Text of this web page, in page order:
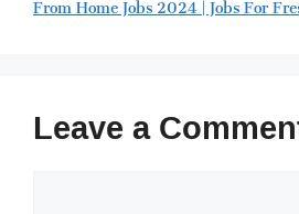
Leave a